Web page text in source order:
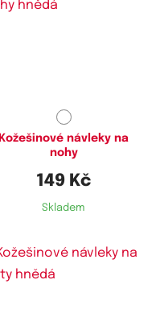
Kožešinové návleky na
nohy
149 Kč
Skladem